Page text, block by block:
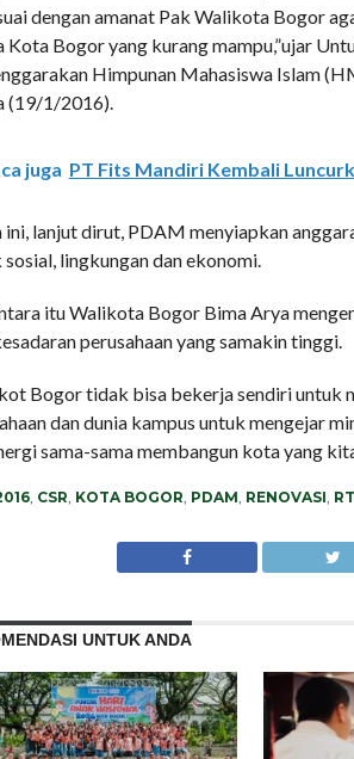
dengan amanat Pak Walikota Bogor
Kota Bogor yang kurang mampu,”ujar
Himpunan Mahasiswa Islam
(19/1/2016).
juga PT Fits Mandiri Kembali
ini, lanjut dirut, PDAM menyiapkan
sosial, lingkungan dan ekonomi.
itu Walikota Bogor Bima Arya
perusahaan yang samakin tinggi.
Bogor tidak bisa bekerja sendiri untuk
dan dunia kampus untuk mengejar
sama-sama membangun kota yang
, CSR KOTA BOGOR PDAM RENOVASI
UNTUK ANDA